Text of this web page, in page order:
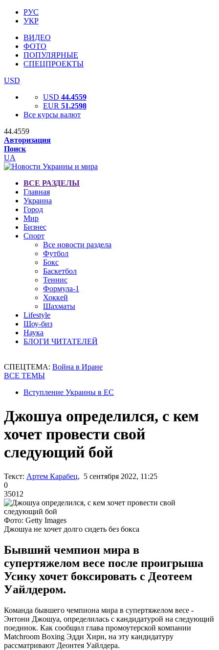
РУС
УКР
ВИДЕО
ФОТО
ПОПУЛЯРНЫЕ
СПЕЦПРОЕКТЫ
USD
USD 44.4559
EUR 51.2598
Все курсы валют
44.4559
Авторизация
Поиск
UA
ВСЕ РАЗДЕЛЫ
Главная
Украина
Город
Мир
Бизнес
Спорт
Все новости раздела
Футбол
Бокс
Баскетбол
Теннис
Формула-1
Хоккей
Шахматы
Lifestyle
Шоу-биз
Наука
БЛОГИ ЧИТАТЕЛЕЙ
СПЕЦТЕМА: Война в Иране
ВСЕ ТЕМЫ
Вступление Украины в ЕС
Джошуа определился, с кем
хочет провести свой
следующий бой
Текст: Артем Карабец, 5 сентября 2022, 11:25
0
35012
Фото: Getty Images
Джошуа не хочет долго сидеть без бокса
Бывший чемпион мира в
супертяжелом весе после проигрыша
Усику хочет боксировать с Деотеем
Уайлдером.
Команда бывшего чемпиона мира в супертяжелом весе -
Энтони Джошуа, определилась с кандидатурой на следующий
поединок. Как сообщил глава промоутерской компании
Matchroom Boxing Эдди Хирн, на эту кандидатуру
рассматривают Деонтея Уайлдера.